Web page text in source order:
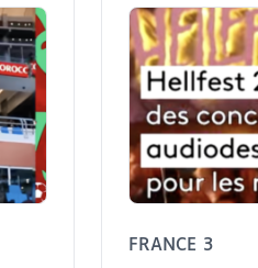
FRANCE 3